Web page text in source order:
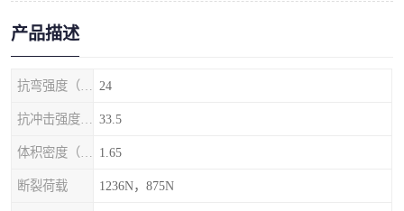
产品描述
24
33.5
1.65
断裂荷载 1236N，875N